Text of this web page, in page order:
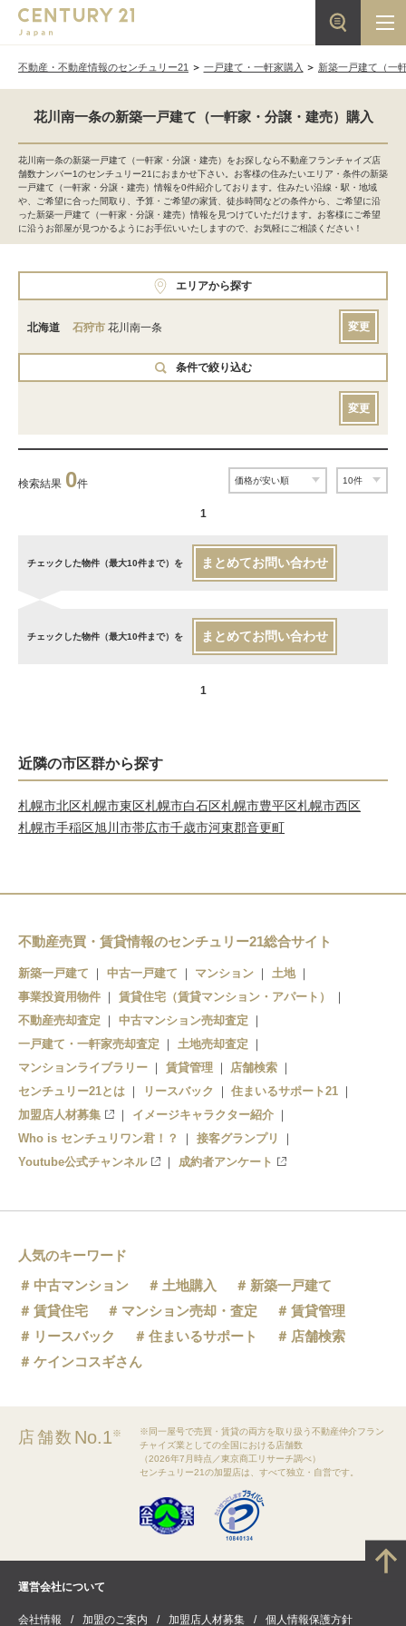
不動産・不動産情報のセンチュリー21 一戸建て・一軒家購入 新築一戸建て（一
花川南一条の新築一戸建て（一軒家・分譲・建売）購入
花川南一条の新築一戸建て（一軒家・分譲・建売）をお探しなら不動産フランチャイズ店
舗数ナンバー1のセンチュリー21におまかせ下さい。お客様の住みたいエリア・条件の新築
一戸建て（一軒家・分譲・建売）情報を0件紹介しております。住みたい沿線・駅・地域
や、ご希望に合った間取り、予算・ご希望の家賃、徒歩時間などの条件から、ご希望に沿
った新築一戸建て（一軒家・分譲・建売）情報を見つけていただけます。お客様にご希望
に沿うお部屋が見つかるようにお手伝いいたしますので、お気軽にご相談ください！
エリアから探す
北海道 石狩市 花川南一条 変更
条件で絞り込む
変更
検索結果 0件
1
チェックした物件（最大10件まで）を まとめてお問い合わせ
チェックした物件（最大10件まで）を まとめてお問い合わせ
1
近隣の市区群から探す
札幌市北区札幌市東区札幌市白石区札幌市豊平区札幌市西区
札幌市手稲区旭川市帯広市千歳市河東郡音更町
不動産売買・賃貸情報のセンチュリー21総合サイト
新築一戸建て 中古一戸建て マンション
土地
事業投資用物件
賃貸住宅（賃貸マンション・アパート）
不動産売却査定
中古マンション売却査定
一戸建て・一軒家売却査定
土地売却査定
マンションライブラリー
賃貸管理
店舗検索
センチュリー21とは
リースバック
住まいるサポート21
加盟店人材募集
イメージキャラクター紹介
Who is センチュリワン君！？
接客グランプリ
Youtube公式チャンネル
成約者アンケート
人気のキーワード
中古マンション
土地購入
新築一戸建て
賃貸住宅
マンション売却・査定
賃貸管理
リースバック
住まいるサポート
店舗検索
ケインコスギさん
店舗数 No.1※
※同一屋号で売買・賃貸の両方を取り扱う不動産仲介フラン
チャイズ業としての全国における店舗数
（2026年7月時点／東京商工リサーチ調べ）
センチュリー21の加盟店は、すべて独立・自営です。
運営会社について
会社情報 加盟のご案内 加盟店人材募集 個人情報保護方針